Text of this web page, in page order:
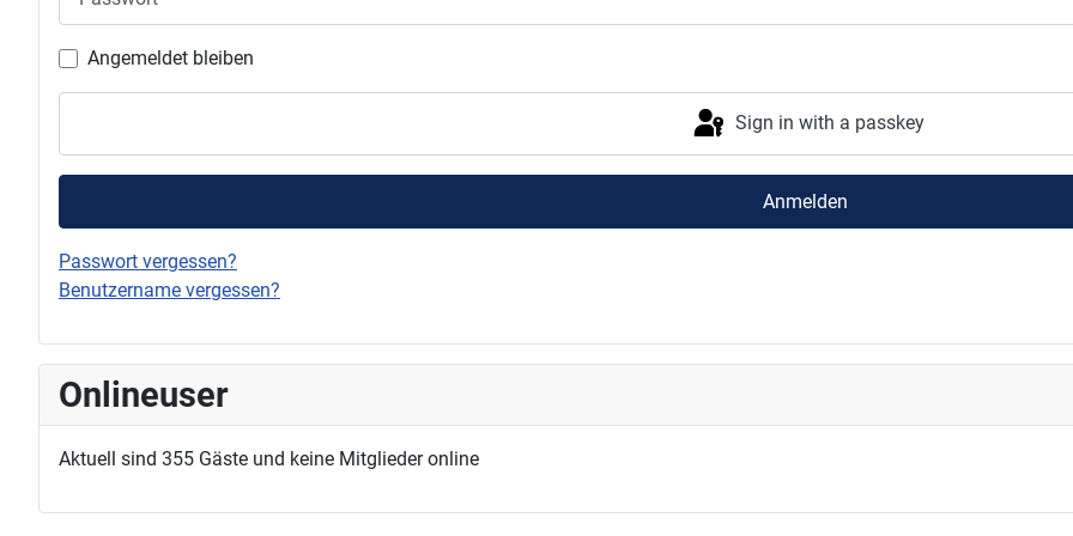
Angemeldet bleiben
Sign in with a passkey
Anmelden
Passwort vergessen?
Benutzername vergessen?
Onlineuser
Aktuell sind 355 Gäste und keine Mitglieder online